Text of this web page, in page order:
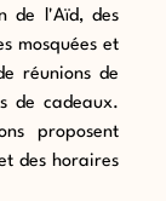
de l'Aïd, des
mosquées et
réunions de
de cadeaux.
proposent
des horaires